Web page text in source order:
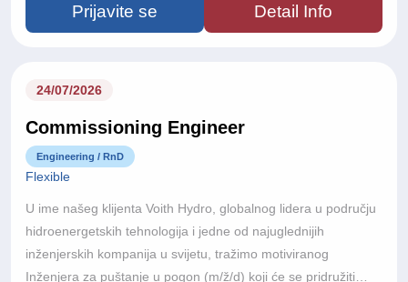
približno 22.000 zaposlenika diljem svijeta, Voith razvija
inovativne tehnologije koje podržavaju održivu proizvodnju
Prijavite se Detail Info
24/07/2026
Commissioning Engineer
Engineering / RnD
Flexible
U ime našeg klijenta Voith Hydro, globalnog lidera u području
hidroenergetskih tehnologija i jedne od najuglednijih
inženjerskih kompanija u svijetu, tražimo motiviranog
Inženjera za puštanje u pogon (m/ž/d) koji će se pridružiti